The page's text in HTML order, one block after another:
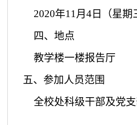
2020年11月 4 日（星期
四、 地点
教学楼一楼报告厅
五、 参加人员范围
全校处科级干部及党